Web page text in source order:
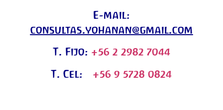
E-mail:
consultas.yohanan@gmail.com
T. Fijo: +56 2 2982 7044
T. Cel: +56 9 5728 0824